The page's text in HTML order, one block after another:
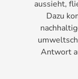
aussieht,
Dazu
Antwort